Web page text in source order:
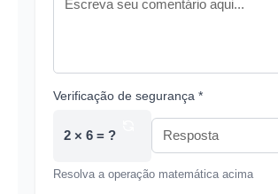
Verificação de segurança *
2 × 6 = ?
Resolva a operação matemática acima